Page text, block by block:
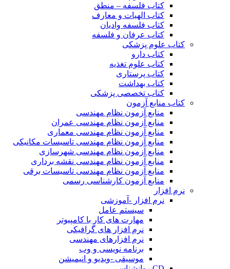
کتاب فلسفه – منطق
کتاب الهیات و معارف
کتاب فلسفه وادیان
کتاب عرفان و فلسفه
کتاب علوم پزشکی
کتاب دارو
کتاب علوم تغذیه
کتاب پرستاری
کتاب بهداشت
کتاب تخصصی پزشکی
کتاب منابع آزمون
منابع آزمون نظام مهندسی
منابع آزمون نظام مهندسی عمران
منابع آزمون نظام مهندسی معماری
منابع آزمون نظام مهندسی تاسیسات مکانیکی
منابع آزمون نظام مهندسی شهرسازی
منابع آزمون نظام مهندسی نقشه برداری
منابع آزمون نظام مهندسی تاسیسات برقی
منابع آزمون کارشناسی رسمی
نرم افزار
نرم افزار -آموزشی
سیستم عامل
مهارت های کار با کامپیوتر
نرم افزار های گرافیکی
نرم افزارهای مهندسی
برنامه نویسی و وب
موسیقی -ویدیو و انیمیشن